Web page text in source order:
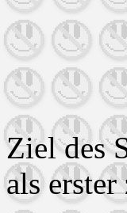
Ziel des
als